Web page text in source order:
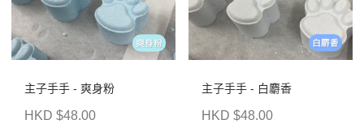
主子手手 - 爽身粉
HKD $48.00
主子手手 - 白麝香
HKD $48.00